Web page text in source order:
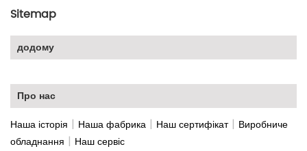
Sitemap
додому
Про нас
Наша історія | Наша фабрика | Наш сертифікат| Виробниче
обладнання | Наш сервіс